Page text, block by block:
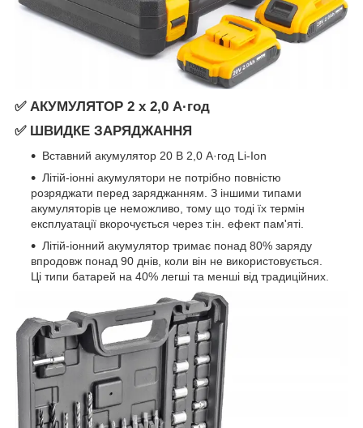
✅ АКУМУЛЯТОР 2 х 2,0 А·год
✅ ШВИДКЕ ЗАРЯДЖАННЯ
Вставний акумулятор 20 В 2,0 А·год Li-Ion
Літій-іонні акумулятори не потрібно повністю
розряджати перед заряджанням. З іншими типами
акумуляторів це неможливо, тому що тоді їх термін
експлуатації вкорочується через т.ін. ефект пам'яті.
Літій-іонний акумулятор тримає понад 80% заряду
впродовж понад 90 днів, коли він не використовується.
Ці типи батарей на 40% легші та менші від традиційних.